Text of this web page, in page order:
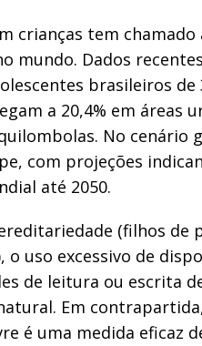
crianças tem chamado
mundo. Dados
brasileiros de
a 20,4% em áreas
No cenário
com projeções
até 2050.
(filhos de
o uso excessivo de
de leitura ou escrita
Em
é uma medida eficaz